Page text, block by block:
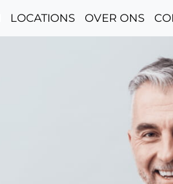
LOCATIONS OVER ONS